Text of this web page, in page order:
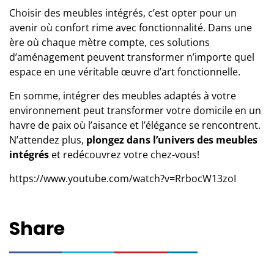
Choisir des meubles intégrés, c’est opter pour un
avenir où confort rime avec fonctionnalité. Dans une
ère où chaque mètre compte, ces solutions
d’aménagement peuvent transformer n’importe quel
espace en une véritable œuvre d’art fonctionnelle.
En somme, intégrer des meubles adaptés à votre
environnement peut transformer votre domicile en un
havre de paix où l’aisance et l’élégance se rencontrent.
N’attendez plus, plongez dans l’univers des meubles
intégrés et redécouvrez votre chez-vous!
https://www.youtube.com/watch?v=RrbocW13zoI
Share